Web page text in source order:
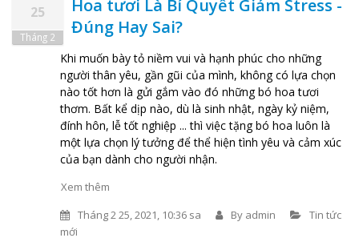
25
Tháng 2
Hoa tươi Là Bí Quyết Giảm Stress -
Đúng Hay Sai?
Khi muốn bày tỏ niềm vui và hạnh phúc cho những
người thân yêu, gần gũi của mình, không có lựa chọn
nào tốt hơn là gửi gắm vào đó những bó hoa tươi
thơm. Bất kể dịp nào, dù là sinh nhật, ngày kỷ niệm,
đính hôn, lễ tốt nghiệp ... thì việc tặng bó hoa luôn là
một lựa chọn lý tưởng để thể hiện tình yêu và cảm xúc
của bạn dành cho người nhận.
Xem thêm
Tháng 2 25, 2021, 10:36 sa
By admin
Tin tức
mới